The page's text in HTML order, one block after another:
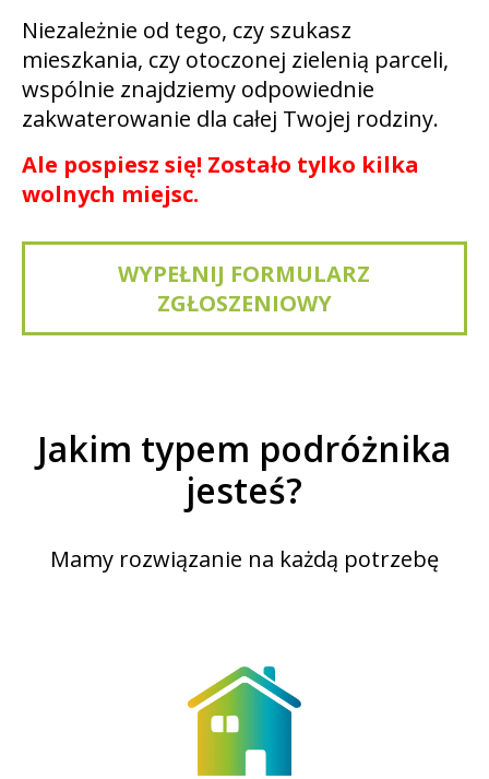
Niezależnie od tego, czy szukasz
mieszkania, czy otoczonej zielenią parceli,
wspólnie znajdziemy odpowiednie
zakwaterowanie dla całej Twojej rodziny.
Ale pospiesz się! Zostało tylko kilka
wolnych miejsc.
WYPEŁNIJ FORMULARZ
ZGŁOSZENIOWY
Jakim typem podróżnika
jesteś?
Mamy rozwiązanie na każdą potrzebę